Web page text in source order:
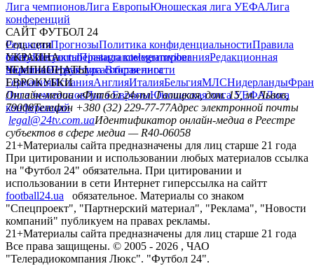
Лига чемпионовЛига ЕвропыЮношеская лига УЕФАЛига
конференций
САЙТ ФУТБОЛ 24
РедакцияПрогнозыПолитика конфиденциальностиПравила
сайтуКонтактыПравила комментированияРедакционная
политикаСтруктура собственности
Соц. сети
facebookxyoutubeinstagramtelegramviber
УКРАИНА
УкраинаПервая лигаВторая лига
ЧЕМПИОНАТЫ
ГерманияИспанияАнглияИталияБельгияМЛСНидерланды
ЕВРОКУБКИ
Лига чемпионовЛига ЕвропыЮношеская лига УЕФАЛига
конференций
Онлайн-медиа «Футбол 24»пл. Галицкая, дом. 15, м. Львов,
79008Телефон +380 (32) 229-77-77Адрес электронной почты
legal@24tv.com.uaИдентификатор онлайн-медиа в Реестре
субъектов в сфере медиа — R40-06058
21+Материалы сайта предназначены для лиц старше 21 года
При цитировании и использовании любых материалов ссылка
на "Футбол 24" обязательна. При цитировании и
использовании в сети Интернет гиперссылка на сайтт
football24.ua
обязательное. Материалы со знаком
"Спецпроект", "Партнерский материал", "Реклама", "Новости
компаний" публикуем на правах рекламы.
21+Материалы сайта предназначены для лиц старше 21 года
Все права защищены. © 2005 - 2026 , ЧАО
"Телерадиокомпания Люкс". "Футбол 24".